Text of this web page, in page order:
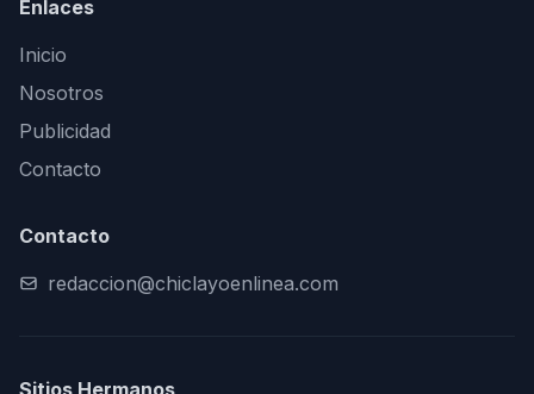
Enlaces
Inicio
Nosotros
Publicidad
Contacto
Contacto
redaccion@chiclayoenlinea.com
Sitios Hermanos